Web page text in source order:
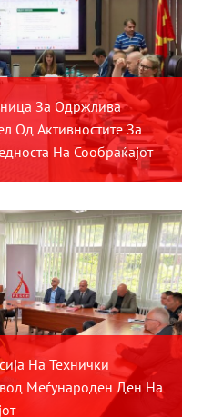
За Одржлива
Од Активностите За
На Сообраќајот
На Технички
Меѓународен Ден На